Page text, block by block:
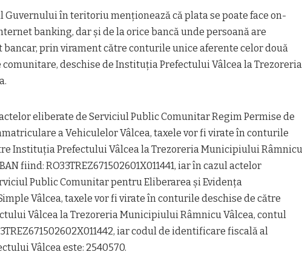
Guvernului în teritoriu menționează că plata se poate face on-
banking, dar și de la orice bancă unde persoană are
bancar, prin virament către conturile unice aferente celor două
deschise de Instituția Prefectului Vâlcea la Trezoreria
eliberate de Serviciul Public Comunitar Regim Permise de
a Vehiculelor Vâlcea, taxele vor fi virate în conturile
Instituția Prefectului Vâlcea la Trezoreria Municipiului Râmnicu
fiind: RO33TREZ671502601X011441, iar în cazul actelor
Public Comunitar pentru Eliberarea și Evidența
Vâlcea, taxele vor fi virate în conturile deschise de către
Vâlcea la Trezoreria Municipiului Râmnicu Vâlcea, contul
iar codul de identificare fiscală al
Vâlcea este: 2540570.